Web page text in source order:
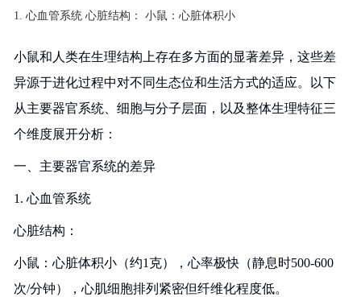
心血管系统 心脏结构： 小鼠：心脏体积小
小鼠和人类在生理结构上存在多方面的显著差异，这些差
异源于进化过程中对不同生态位和生活方式的适应。以下
从主要器官系统、细胞与分子层面，以及整体生理特征三
个维度展开分析：
一、主要器官系统的差异
1. 心血管系统
心脏结构：
小鼠：心脏体积小（约1克），心率极快（静息时500-600
次/分钟），心肌细胞排列紧密但纤维化程度低。